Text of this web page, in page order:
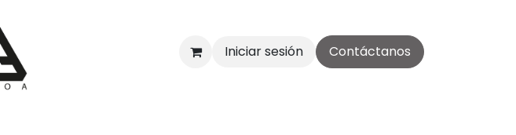
Iniciar sesión Contáctanos